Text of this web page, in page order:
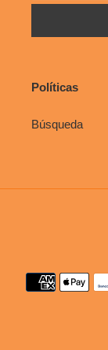
Políticas
Búsqueda